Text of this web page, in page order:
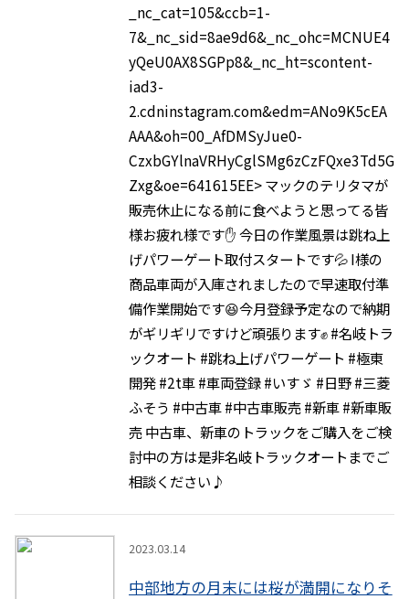
_nc_cat=105&ccb=1-
7&_nc_sid=8ae9d6&_nc_ohc=MCNUE4
yQeU0AX8SGPp8&_nc_ht=scontent-
iad3-
2.cdninstagram.com&edm=ANo9K5cEA
AAA&oh=00_AfDMSyJue0-
CzxbGYlnaVRHyCglSMg6zCzFQxe3Td5G
Zxg&oe=641615EE> マックのテリタマが
販売休止になる前に食べようと思ってる皆
様お疲れ様です✋ 今日の作業風景は跳ね上
げパワーゲート取付スタートです💦 I様の
商品車両が入庫されましたので早速取付準
備作業開始です😆今月登録予定なので納期
がギリギリですけど頑張ります✊ #名岐トラ
ックオート #跳ね上げパワーゲート #極東
開発 #2t車 #車両登録 #いすゞ #日野 #三菱
ふそう #中古車 #中古車販売 #新車 #新車販
売 中古車、新車のトラックをご購入をご検
討中の方は是非名岐トラックオートまでご
相談ください♪
2023.03.14
中部地方の月末には桜が満開になりそ